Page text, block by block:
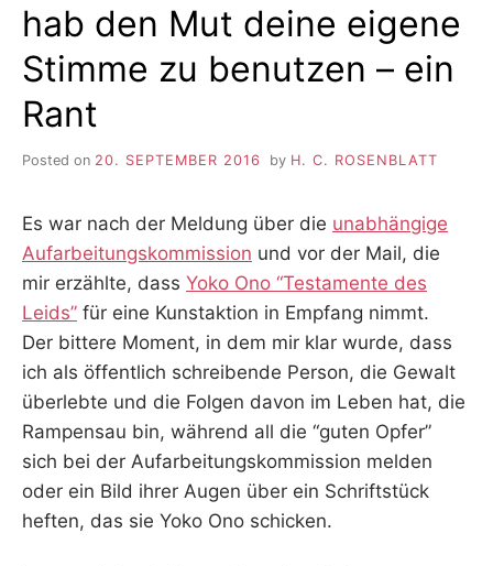
hab den Mut deine eigene
Stimme zu benutzen – ein
Rant
Posted on 20. SEPTEMBER 2016 by H. C. ROSENBLATT
Es war nach der Meldung über die unabhängige
Aufarbeitungskommission und vor der Mail, die
mir erzählte, dass Yoko Ono “Testamente des
Leids” für eine Kunstaktion in Empfang nimmt.
Der bittere Moment, in dem mir klar wurde, dass
ich als öffentlich schreibende Person, die Gewalt
überlebte und die Folgen davon im Leben hat, die
Rampensau bin, während all die “guten Opfer”
sich bei der Aufarbeitungskommission melden
oder ein Bild ihrer Augen über ein Schriftstück
heften, das sie Yoko Ono schicken.